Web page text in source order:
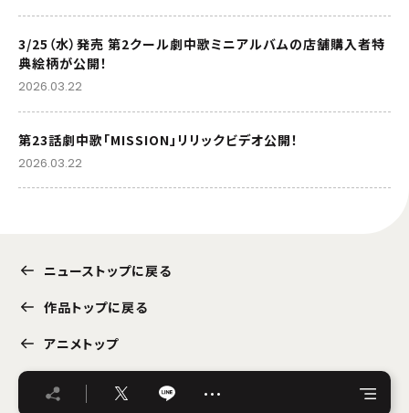
3/25（水）発売 第2クール劇中歌ミニアルバムの店舗購入者特
典絵柄が公開！
2026.03.22
第23話劇中歌「MISSION」リリックビデオ公開！
2026.03.22
ニューストップに戻る
作品トップに戻る
アニメトップ
…